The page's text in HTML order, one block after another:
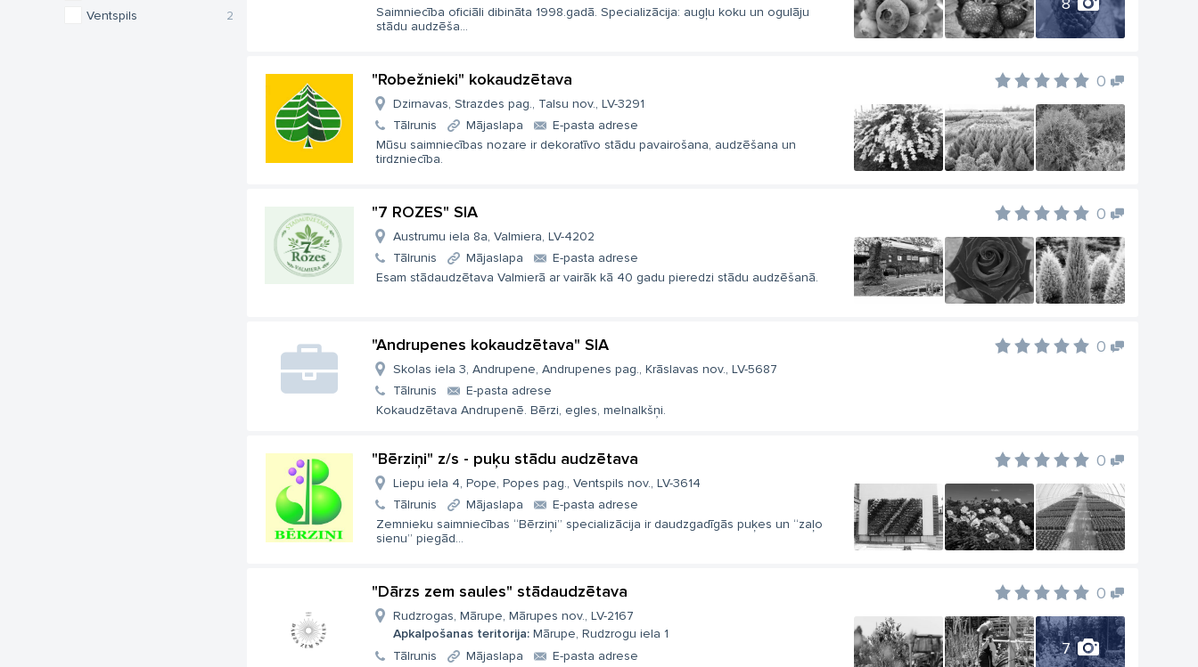
2
Ventspils
Saimniecība oficiāli dibināta 1998.gadā. Specializācija: augļu koku un ogulāju
stādu audzēša...
"Robežnieki" kokaudzētava 0
Dzirnavas, Strazdes pag., Talsu nov., LV-3291
Tālrunis
Mājaslapa
E-pasta adrese
Mūsu saimniecības nozare ir dekoratīvo stādu pavairošana, audzēšana un
tirdzniecība.
"7 ROZES" SIA 0
Austrumu iela 8a, Valmiera, LV-4202
Tālrunis
Mājaslapa
E-pasta adrese
Esam stādaudzētava Valmierā ar vairāk kā 40 gadu pieredzi stādu audzēšanā.
"Andrupenes kokaudzētava" SIA 0
Skolas iela 3, Andrupene, Andrupenes pag., Krāslavas nov., LV-5687
Tālrunis
E-pasta adrese
Kokaudzētava Andrupenē. Bērzi, egles, melnalkšņi.
"Bērziņi" z/s - puķu stādu audzētava 0
Liepu iela 4, Pope, Popes pag., Ventspils nov., LV-3614
Tālrunis
Mājaslapa
E-pasta adrese
Zemnieku saimniecības “Bērziņi” specializācija ir daudzgadīgās puķes un “zaļo
sienu” piegād...
"Dārzs zem saules" stādaudzētava 0
7
Rudzrogas, Mārupe, Mārupes nov., LV-2167
Apkalpošanas teritorija: Mārupe, Rudzrogu iela 1
Tālrunis
Mājaslapa
E-pasta adrese